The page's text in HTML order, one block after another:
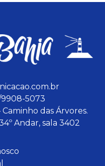
9908-5073
das Árvores.
Andar, sala 3402